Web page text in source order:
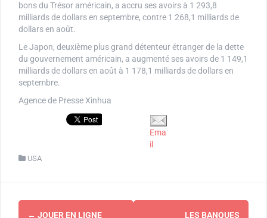
bons du Trésor américain, a accru ses avoirs à 1 293,8
milliards de dollars en septembre, contre 1 268,1 milliards de
dollars en août.
Le Japon, deuxième plus grand détenteur étranger de la dette
du gouvernement américain, a augmenté ses avoirs de 1 149,1
milliards de dollars en août à 1 178,1 milliards de dollars en
septembre.
Agence de Presse Xinhua
Ema
il
USA
Navigation
← JOUER EN LIGNE
LES BANQUES